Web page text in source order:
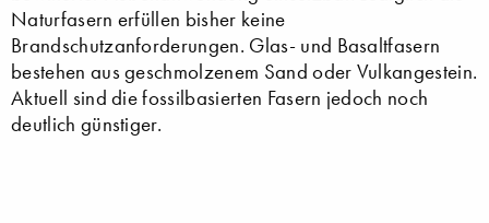
Naturfasern erfüllen bisher keine
Brandschutzanforderungen. Glas- und Basaltfasern
bestehen aus geschmolzenem Sand oder Vulkangestein.
Aktuell sind die fossilbasierten Fasern jedoch noch
deutlich günstiger.